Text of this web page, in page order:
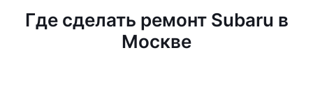
Где сделать ремонт Subaru в
Москве